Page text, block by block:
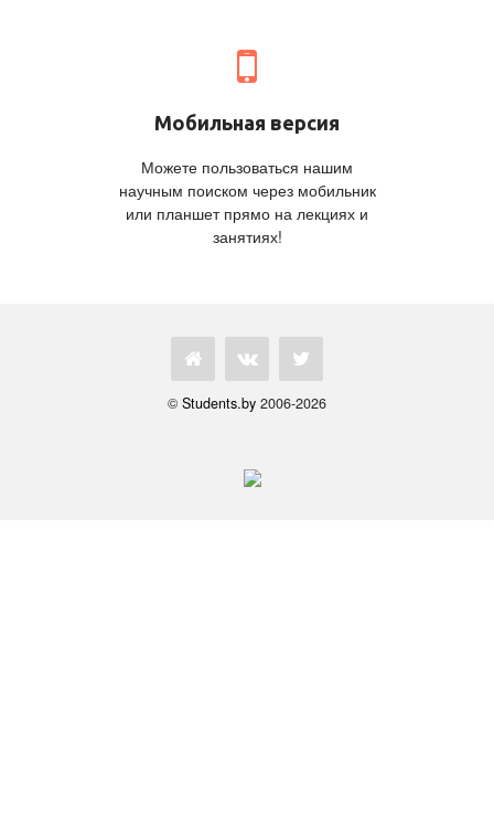
Мобильная версия
Можете пользоваться нашим
научным поиском через мобильник
или планшет прямо на лекциях и
занятиях!
© Students.by 2006-2026